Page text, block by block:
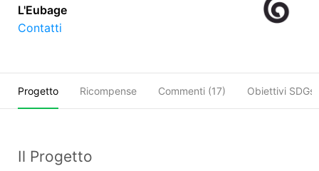
L'Eubage
Contatti
Progetto Ricompense Commenti (17) Obiettivi SDGs
Il Progetto